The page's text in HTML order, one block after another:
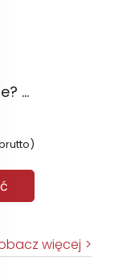
Jak to będzie w szkole? Książka, która rozwieje obawy. Wielkie problemy małych ludzi
więcej